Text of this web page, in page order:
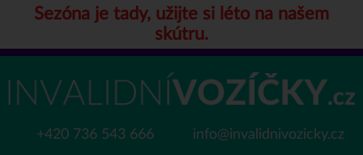
Sezóna je tady, užijte si léto na našem
skútru.
+420 736 543 666 info@invalidnivozicky.cz